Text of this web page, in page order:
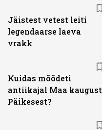
Jäistest vetest leiti
legendaarse laeva
vrakk
Kuidas mõõdeti
antiikajal Maa kaugust
Päikesest?